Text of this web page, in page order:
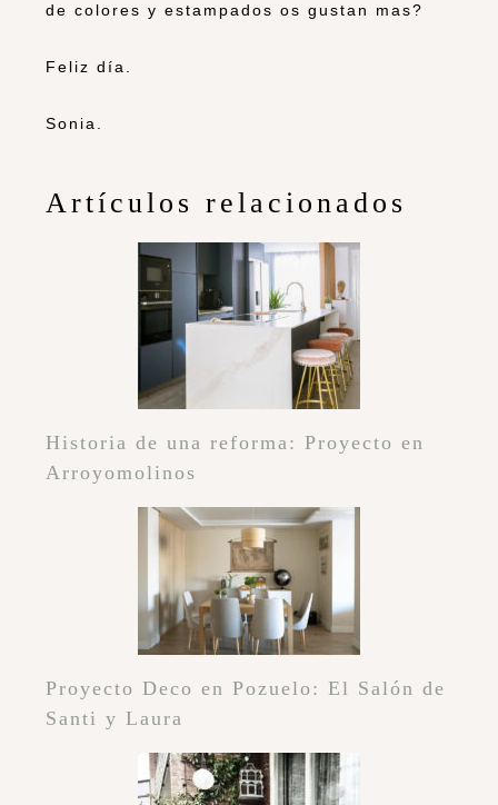
de colores y estampados os gustan mas?
Feliz día.
Sonia.
Artículos relacionados
Historia de una reforma: Proyecto en
Arroyomolinos
Proyecto Deco en Pozuelo: El Salón de
Santi y Laura